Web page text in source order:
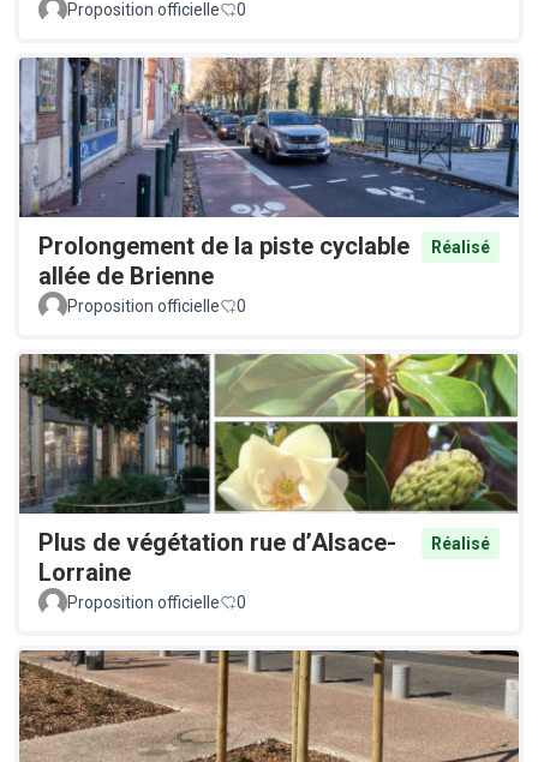
Proposition officielle 0
Prolongement de la piste cyclable
allée de Brienne
Réalisé
Proposition officielle 0
Plus de végétation rue d’Alsace-
Lorraine
Réalisé
Proposition officielle 0